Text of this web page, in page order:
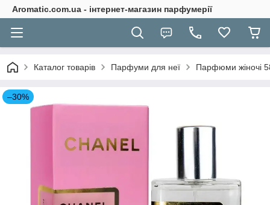
Aromatic.com.ua - інтернет-магазин парфумерії
Каталог товарів Парфуми для неї Парфюми жіночі
–30%